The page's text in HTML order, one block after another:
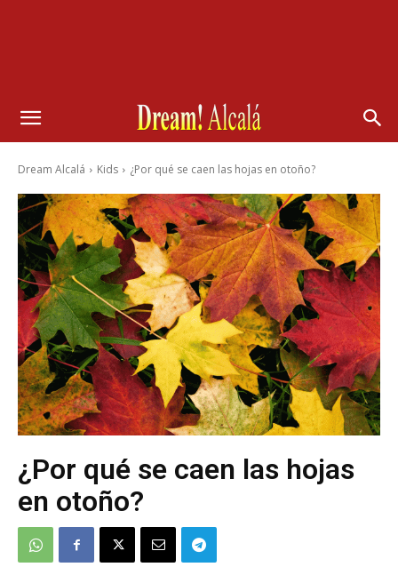
Dream Alcalá Kids ¿Por qué se caen las hojas en otoño?
¿Por qué se caen las hojas
en otoño?